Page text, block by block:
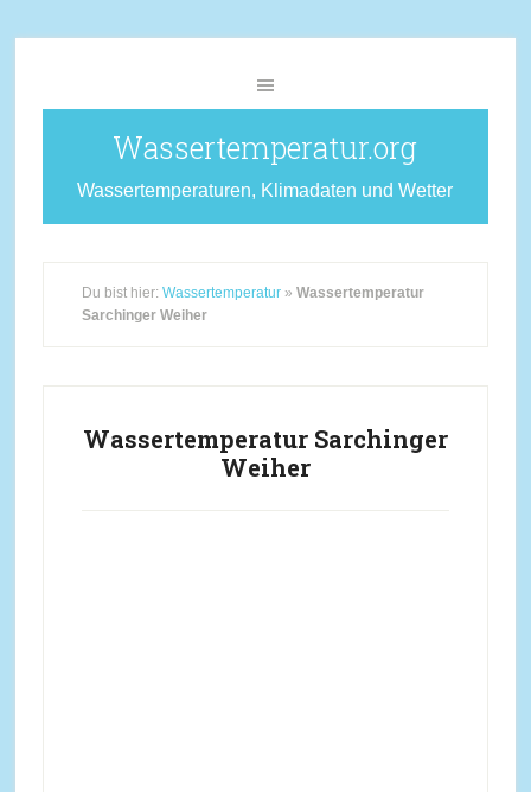
Wassertemperatur.org
Wassertemperaturen, Klimadaten und Wetter
Du bist hier: Wassertemperatur» Wassertemperatur
Sarchinger Weiher
Wassertemperatur Sarchinger
Weiher